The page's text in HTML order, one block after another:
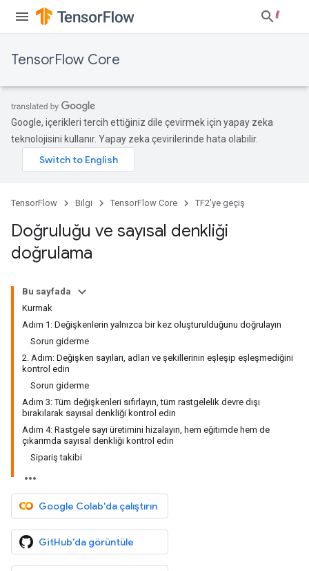
TensorFlow Core
Google, içerikleri tercih ettiğiniz dile çevirmek için yapay zeka
teknolojisini kullanır. Yapay zeka çevirilerinde hata olabilir.
TensorFlow Bilgi TensorFlow Core TF2'ye geçiş
Doğruluğu ve sayısal denkliği
doğrulama
Bu sayfada
Kurmak
Adım 1: Değişkenlerin yalnızca bir kez oluşturulduğunu doğrulayın
Sorun giderme
2. Adım: Değişken sayıları, adları ve şekillerinin eşleşip eşleşmediğini
kontrol edin
Sorun giderme
Adım 3: Tüm değişkenleri sıfırlayın, tüm rastgelelik devre dışı
bırakılarak sayısal denkliği kontrol edin
Adım 4: Rastgele sayı üretimini hizalayın, hem eğitimde hem de
çıkarımda sayısal denkliği kontrol edin
Sipariş takibi
Google Colab'da çalıştırın
GitHub'da görüntüle